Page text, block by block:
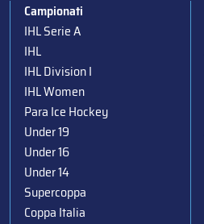
Campionati
IHL Serie A
IHL
IHL Division I
IHL Women
Para Ice Hockey
Under 19
Under 16
Under 14
Supercoppa
Coppa Italia